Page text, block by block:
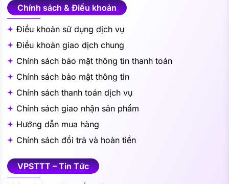
Chính sách & Điều khoản
Điều khoản sử dụng dịch vụ
Điều khoản giao dịch chung
Chính sách bảo mật thông tin thanh toán
Chính sách bảo mật thông tin
Chính sách thanh toán dịch vụ
Chính sách giao nhận sản phẩm
Hướng dẫn mua hàng
Chính sách đổi trả và hoàn tiền
VPSTTT – Tin Tức